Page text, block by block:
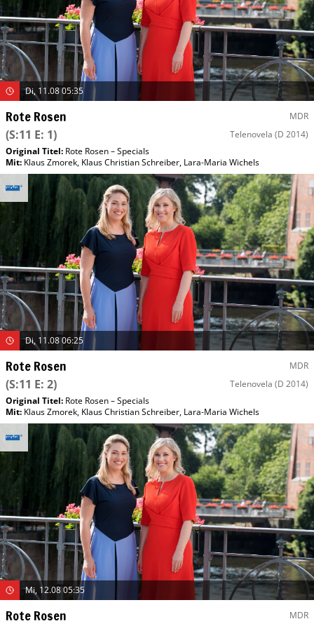
Di, 11.08 05:35
Rote Rosen MDR
(S:11 E: 1) Telenovela (D 2014)
Original Titel: Rote Rosen – Specials
Mit: Klaus Zmorek, Klaus Christian Schreiber, Lara-Maria Wichels
Di, 11.08 06:25
Rote Rosen MDR
(S:11 E: 2) Telenovela (D 2014)
Original Titel: Rote Rosen – Specials
Mit: Klaus Zmorek, Klaus Christian Schreiber, Lara-Maria Wichels
Mi, 12.08 05:35
Rote Rosen MDR